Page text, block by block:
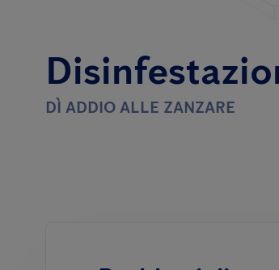
DÌ ADDIO ALLE ZANZARE